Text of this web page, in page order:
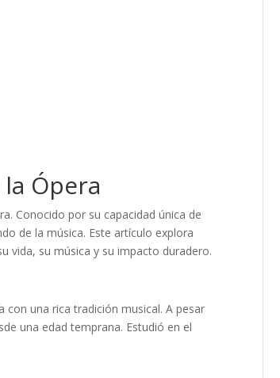
Ópera
Conocido por su capacidad única de
de la música. Este artículo explora
vida, su música y su impacto duradero.
con una rica tradición musical. A pesar
una edad temprana. Estudió en el